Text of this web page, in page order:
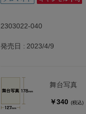
2303022-040
発売日 2023/4/9
舞台写真
￥340 (税込)